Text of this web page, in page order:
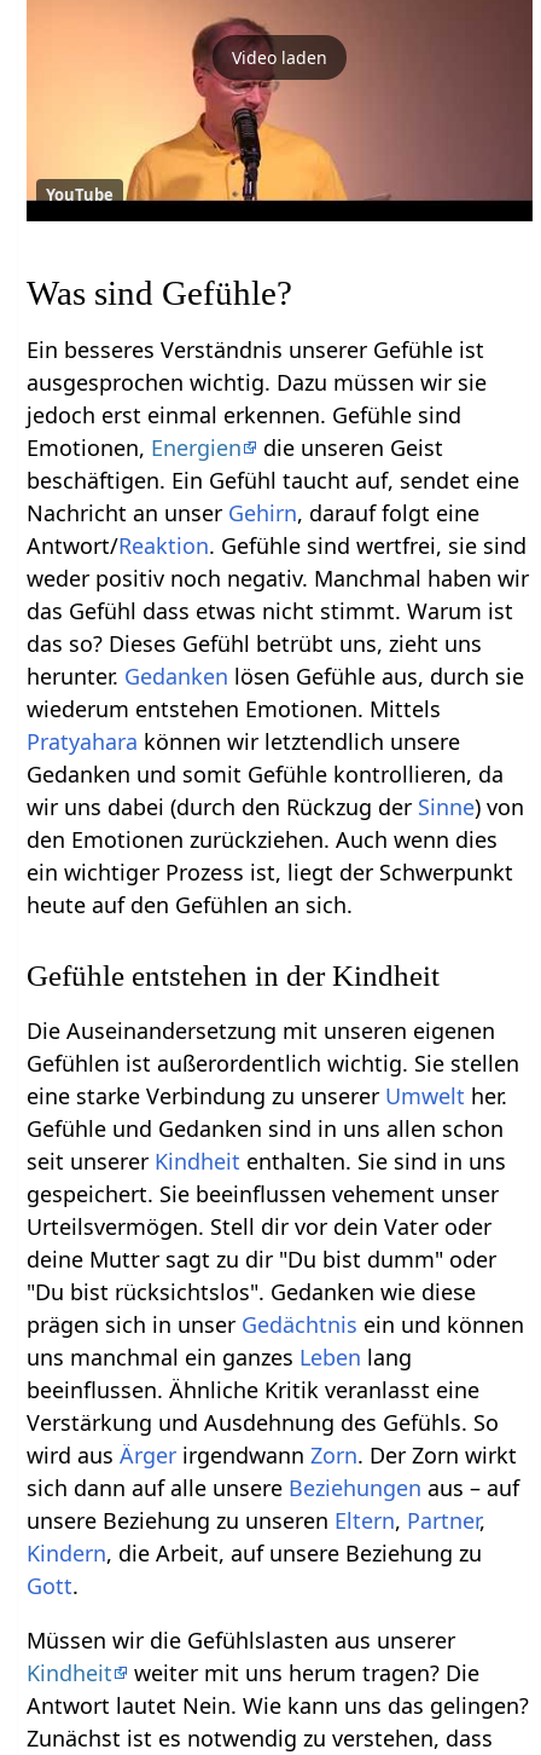
Video laden
YouTube
Was sind Gefühle?
Ein besseres Verständnis unserer Gefühle ist
ausgesprochen wichtig. Dazu müssen wir sie
jedoch erst einmal erkennen. Gefühle sind
Emotionen, Energien
die unseren Geist
beschäftigen. Ein Gefühl taucht auf, sendet eine
Nachricht an unser Gehirn, darauf folgt eine
Antwort/Reaktion. Gefühle sind wertfrei, sie sind
weder positiv noch negativ. Manchmal haben wir
das Gefühl dass etwas nicht stimmt. Warum ist
das so? Dieses Gefühl betrübt uns, zieht uns
herunter. Gedanken lösen Gefühle aus, durch sie
wiederum entstehen Emotionen. Mittels
Pratyahara können wir letztendlich unsere
Gedanken und somit Gefühle kontrollieren, da
wir uns dabei (durch den Rückzug der Sinne) von
den Emotionen zurückziehen. Auch wenn dies
ein wichtiger Prozess ist, liegt der Schwerpunkt
heute auf den Gefühlen an sich.
Gefühle entstehen in der Kindheit
Die Auseinandersetzung mit unseren eigenen
Gefühlen ist außerordentlich wichtig. Sie stellen
eine starke Verbindung zu unserer Umwelt her.
Gefühle und Gedanken sind in uns allen schon
seit unserer Kindheit enthalten. Sie sind in uns
gespeichert. Sie beeinflussen vehement unser
Urteilsvermögen. Stell dir vor dein Vater oder
deine Mutter sagt zu dir "Du bist dumm" oder
"Du bist rücksichtslos". Gedanken wie diese
prägen sich in unser Gedächtnis ein und können
uns manchmal ein ganzes Leben lang
beeinflussen. Ähnliche Kritik veranlasst eine
Verstärkung und Ausdehnung des Gefühls. So
wird ausÄrger irgendwannZorn. Der Zorn wirkt
sich dann auf alle unsere Beziehungen aus – auf
unsere Beziehung zu unseren Eltern, Partner,
Kindern, die Arbeit, auf unsere Beziehung zu
Gott.
Müssen wir die Gefühlslasten aus unserer
Kindheit
weiter mit uns herum tragen? Die
Antwort lautet Nein. Wie kann uns das gelingen?
Zunächst ist es notwendig zu verstehen, dass